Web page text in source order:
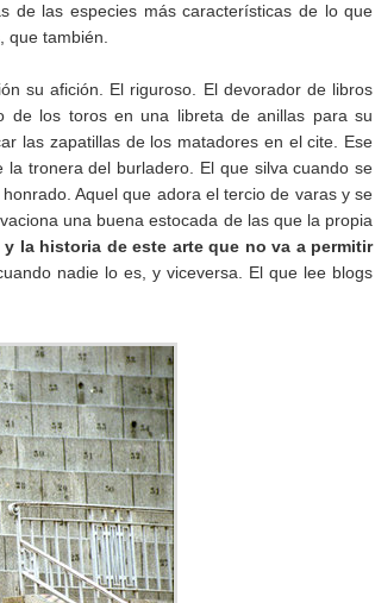
de las especies más características de lo que
también.
su afición. El riguroso. El devorador de libros
de los toros en una libreta de anillas para su
las zapatillas de los matadores en el cite. Ese
tronera del burladero. El que silva cuando se
Aquel que adora el tercio de varas y se
una buena estocada de las que la propia
la historia de este arte que no va a permitir
nadie lo es, y viceversa. El que lee blogs